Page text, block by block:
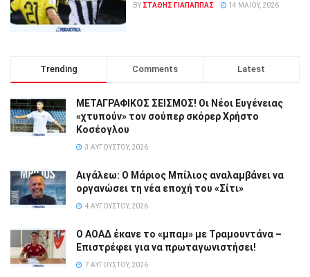
BY ΣΤΑΘΗΣ ΓΊΑΠΑΠΠΑΣ 14 ΜΑΪ́ΟΥ, 2026
Trending Comments Latest
ΜΕΤΑΓΡΑΦΙΚΟΣ ΣΕΙΣΜΟΣ! Οι Νέοι Ευγένειας
«χτυπούν» τον σούπερ σκόρερ Χρήστο
Κοσέογλου
3 ΑΥΓΟΎΣΤΟΥ, 2026
Αιγάλεω: Ο Μάριος Μπίλιος αναλαμβάνει να
οργανώσει τη νέα εποχή του «Σίτι»
4 ΑΥΓΟΎΣΤΟΥ, 2026
Ο ΑΟΑΔ έκανε το «μπαμ» με Τραμουντάνα –
Επιστρέφει για να πρωταγωνιστήσει!
7 ΑΥΓΟΎΣΤΟΥ, 2026